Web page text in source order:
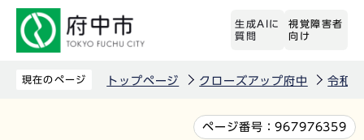
生成AIに
質問
視覚障害者
向け
現在のページ トップページ クローズアップ府中 令和5
ページ番号：967976359